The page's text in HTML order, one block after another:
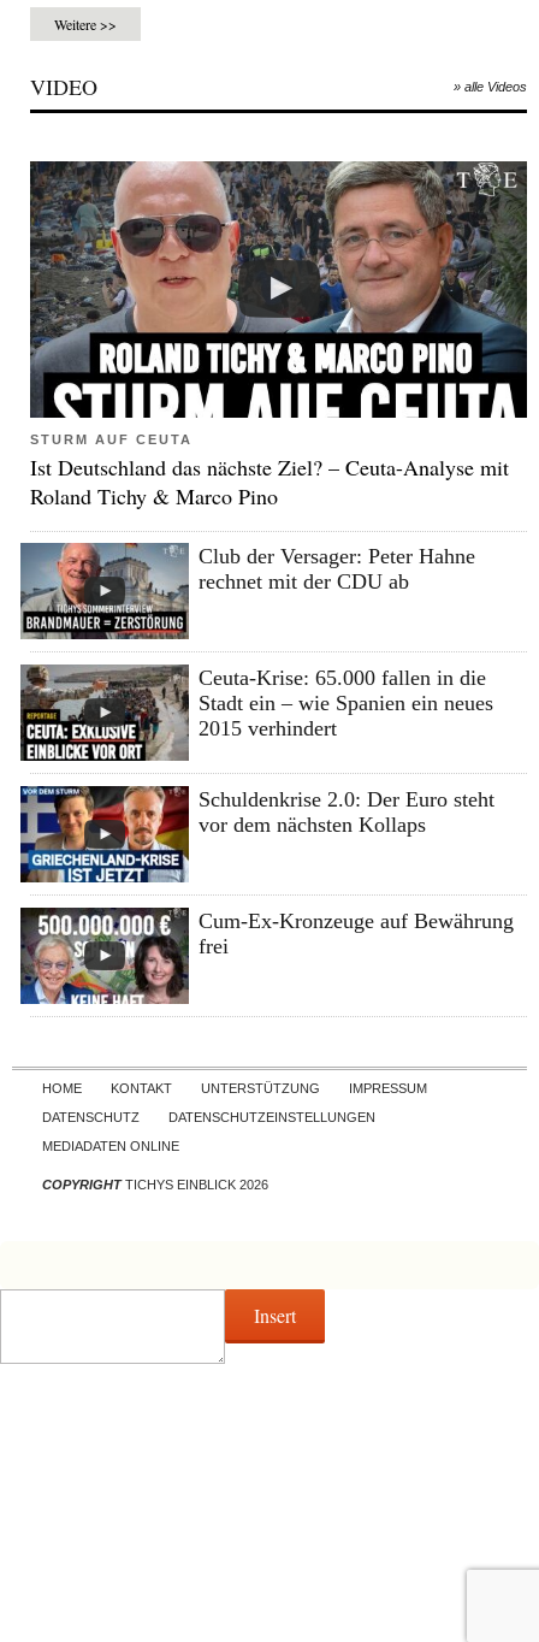
Weitere >>
VIDEO » alle Videos
STURM AUF CEUTA
Ist Deutschland das nächste Ziel? – Ceuta-Analyse mit
Roland Tichy & Marco Pino
Club der Versager: Peter Hahne
rechnet mit der CDU ab
Ceuta-Krise: 65.000 fallen in die
Stadt ein – wie Spanien ein neues
2015 verhindert
Schuldenkrise 2.0: Der Euro steht
vor dem nächsten Kollaps
Cum-Ex-Kronzeuge auf Bewährung
frei
Skip to content
HOME KONTAKT UNTERSTÜTZUNG
IMPRESSUM
DATENSCHUTZ
DATENSCHUTZEINSTELLUNGEN
MEDIADATEN ONLINE
COPYRIGHTTICHYS EINBLICK 2026
Insert